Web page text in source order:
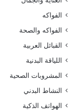
الفواكه
الفواكه والصحة
القبائل العربية
اللياقة البدنية
المشروبات الصحية
النشاط البدني
الهواتف الذكية